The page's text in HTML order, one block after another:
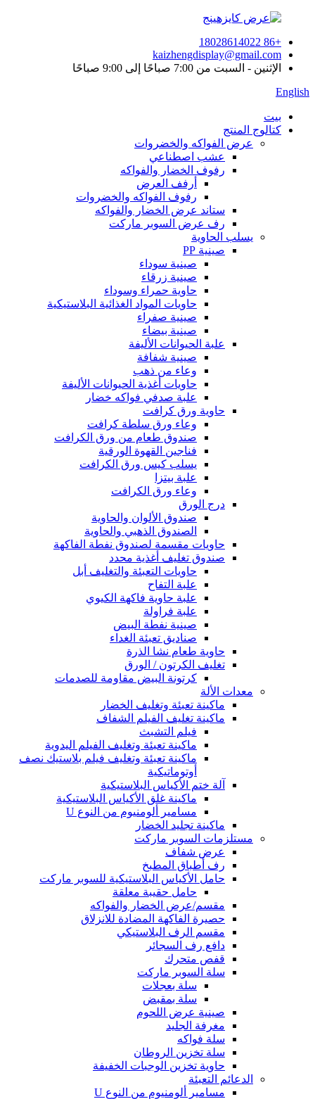
+86 18028614022
kaizhengdisplay@gmail.com
الإثنين - السبت من 7:00 صباحًا إلى 9:00 صباحًا
English
بيت
كتالوج المنتج
عرض الفواكه والخضروات
عشب اصطناعي
رفوف الخضار والفواكه
أرفف العرض
رفوف الفواكه والخضروات
ستاند عرض الخضار والفواكه
رف عرض السوبر ماركت
يسلب الحاوية
صينية PP
صينية سوداء
صينية زرقاء
حاوية حمراء وسوداء
حاويات المواد الغذائية البلاستيكية
صينية صفراء
صينية بيضاء
علبة الحيوانات الأليفة
صينية شفافة
وعاء من ذهب
حاويات أغذية الحيوانات الأليفة
علبة صدفي فواكه خضار
حاوية ورق كرافت
وعاء ورق سلطة كرافت
صندوق طعام من ورق الكرافت
فناجين القهوة الورقية
يسلب كيس ورق الكرافت
علبة بيتزا
وعاء ورق الكرافت
درج الورق
صندوق الألوان والحاوية
الصندوق الذهبي والحاوية
حاويات مقسمة لصندوق نفطة الفاكهة
صندوق تغليف أغذية محدد
حاويات التعبئة والتغليف أبل
علبة التفاح
علبة حاوية فاكهة الكيوي
علبة فراولة
صينية نفطة البيض
صناديق تعبئة الغداء
حاوية طعام نشا الذرة
تغليف الكرتون / الورق
كرتونة البيض مقاومة للصدمات
معدات الألة
ماكينة تعبئة وتغليف الخضار
ماكينة تغليف الفيلم الشفاف
فيلم التشبث
ماكينة تعبئة وتغليف الفيلم اليدوية
ماكينة تعبئة وتغليف فيلم بلاستيك نصف
أوتوماتيكية
آلة ختم الأكياس البلاستيكية
ماكينة غلق الأكياس البلاستيكية
مسامير ألومنيوم من النوع U
ماكينة تجليد الخضار
مستلزمات السوبر ماركت
عرض شفاف
رف أطباق المطبخ
حامل الأكياس البلاستيكية للسوبر ماركت
حامل حقيبة معلقة
مقسم/عرض الخضار والفواكه
حصيرة الفاكهة المضادة للانزلاق
مقسم الرف البلاستيكي
دافع رف السجائر
قفص متحرك
سلة السوبر ماركت
سلة بعجلات
سلة بمقبض
صينية عرض اللحوم
مغرفة الجليد
سلة فواكه
سلة تخزين الروطان
حاوية تخزين الوجبات الخفيفة
الدعائم التعبئة
مسامير ألومنيوم من النوع U